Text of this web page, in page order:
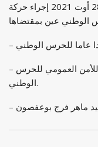
الداخلية وأنه تقرر بداية من يوم السبت 28 أوت 2021 إجراء حركة
– العميد كمال خميس المحجوب : مديرا عاما للأمن العمومي للحرس
الوطني.